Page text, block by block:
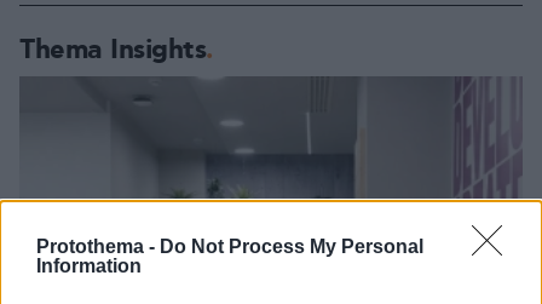
Protothema - Do Not Process My Personal
Information
Thema Insights